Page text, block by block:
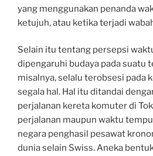
yang menggunakan penanda
ketujuh, atau ketika terjadi
Selain itu tentang persepsi
dipengaruhi budaya pada suatu
misalnya, selalu terobsesi pada
segala hal. Hal itu ditandai
perjalanan kereta komuter di
perjalanan maupun waktu
negara penghasil pesawat
dunia selain Swiss. Aneka